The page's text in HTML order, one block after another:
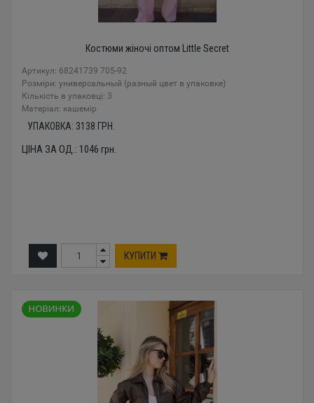
Костюми жіночі оптом Little Secret
Артикул: 68241739 705-92
Розміри: универсальный (разный цвет в упаковке)
Кількість в упаковці: 3
Mатеріал: кашемір
УПАКОВКА: 3138 ГРН.
ЦІНА ЗА ОД.: 1046 грн.
КУПИТИ